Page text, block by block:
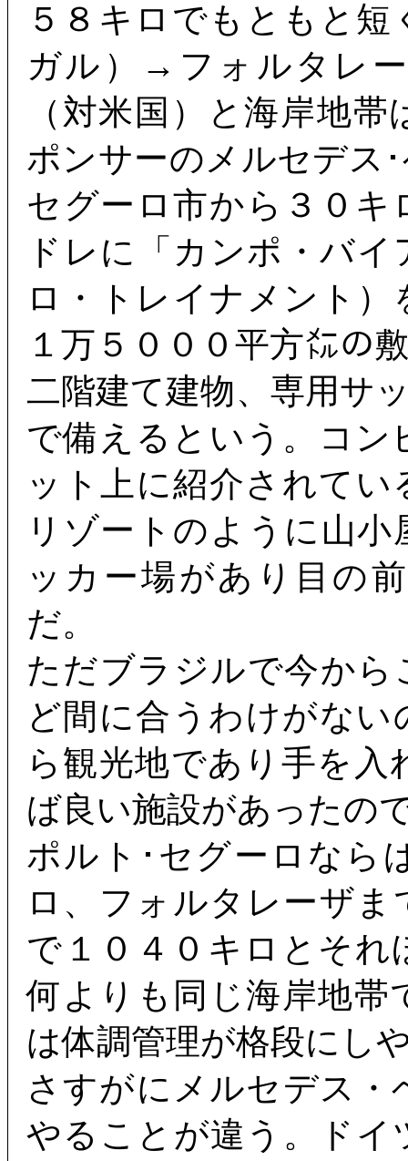
５８キロでもともと
ガル）→フォルタレ
（対米国）と海岸地
ポンサーのメルセデス
セグーロ市から３０
ドレに「カンポ・バ
ロ・トレイナメント
１万５０００平方㍍の
二階建て建物、専用サ
で備えるという。コ
ット上に紹介されて
リゾートのように山
ッカー場があり目の
だ。
ただブラジルで今か
ど間に合うわけがな
ら観光地であり手を
ば良い施設があったの
ポルト･セグーロなら
ロ、フォルタレーザ
で１０４０キロとそ
何よりも同じ海岸地帯
は体調管理が格段にし
さすがにメルセデス
やることが違う。ドイ